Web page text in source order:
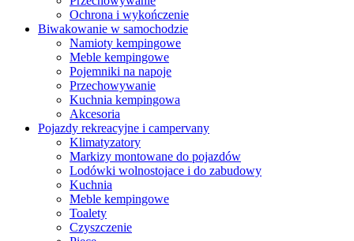
Ochrona i wykończenie
Biwakowanie w samochodzie
Namioty kempingowe
Meble kempingowe
Pojemniki na napoje
Przechowywanie
Kuchnia kempingowa
Akcesoria
Pojazdy rekreacyjne i campervany
Klimatyzatory
Markizy montowane do pojazdów
Lodówki wolnostojace i do zabudowy
Kuchnia
Meble kempingowe
Toalety
Czyszczenie